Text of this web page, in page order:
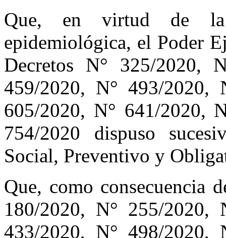
Que, en virtud de
epidemiológica, el Poder
Decretos N° 325/2020,
459/2020, N° 493/2020,
605/2020, N° 641/2020,
754/2020 dispuso
Social, Preventivo y
Que, como consecuencia
180/2020, N° 255/2020,
433/2020, N° 498/2020,